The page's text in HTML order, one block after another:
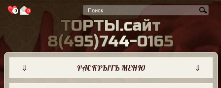
0 0
ТОРТЫ.сайт
8(495)744-0165
⇓ РАСКРЫТЬ МЕНЮ ⇓